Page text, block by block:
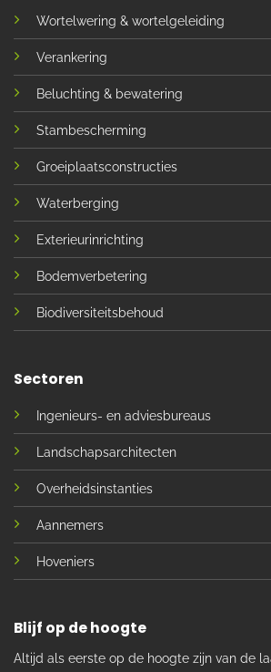
Wortelwering & wortelgeleiding
Verankering
Beluchting & bewatering
Stambescherming
Groeiplaatsconstructies
Waterberging
Exterieurinrichting
Bodemverbetering
Biodiversiteitsbehoud
Sectoren
Ingenieurs- en adviesbureaus
Landschapsarchitecten
Overheidsinstanties
Aannemers
Hoveniers
Blijf op de hoogte
Altijd als eerste op de hoogte zijn van de